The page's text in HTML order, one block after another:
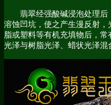
翡翠经强酸碱浸泡处理
溶蚀凹坑，使之产生漫反射
脂或塑料等有机充填物后，
光泽与树脂光泽、蜡状光泽混